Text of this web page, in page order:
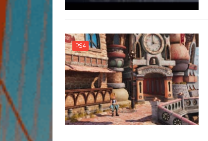
PS4